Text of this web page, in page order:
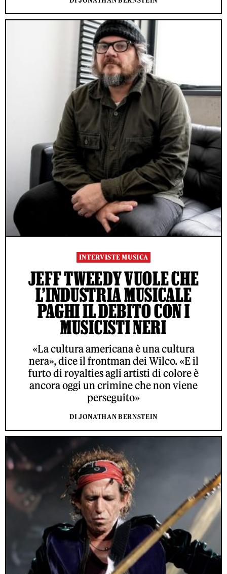
INTERVISTE MUSICA
JEFF TWEEDY VUOLE CHE
L’INDUSTRIA MUSICALE
PAGHI IL DEBITO CON I
MUSICISTI NERI
«La cultura americana è una cultura
nera», dice il frontman dei Wilco. «E il
furto di royalties agli artisti di colore è
ancora oggi un crimine che non viene
perseguito»
DI JONATHAN BERNSTEIN